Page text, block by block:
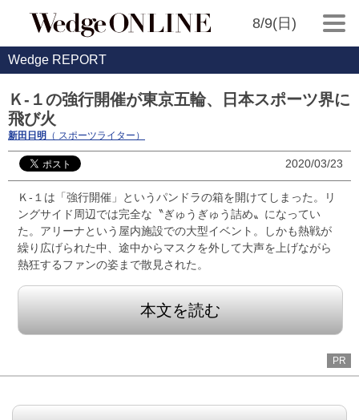
8/9(日)
Wedge REPORT
Ｋ-１の強行開催が東京五輪、日本スポーツ界に
飛び火
新田日明 （ スポーツライター）
2020/03/23
Ｋ-１は「強行開催」というパンドラの箱を開けてしまった。リ
ングサイド周辺では完全な〝ぎゅうぎゅう詰め〟になってい
た。アリーナという屋内施設での大型イベント。しかも熱戦が
繰り広げられた中、途中からマスクを外して大声を上げながら
熱狂するファンの姿まで散見された。
本文を読む
PR